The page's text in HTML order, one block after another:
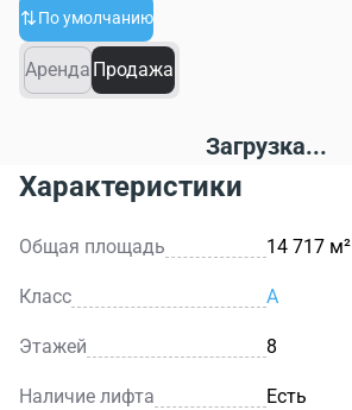
По умолчанию
Аренда Продажа
Загрузка...
Характеристики
Общая площадь 14 717 м²
Класс A
Этажей 8
Наличие лифта Есть